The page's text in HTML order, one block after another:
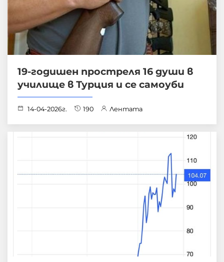
19-годишен простреля 16 души в
училище в Турция и се самоуби
14-04-2026г. 190 Лентата